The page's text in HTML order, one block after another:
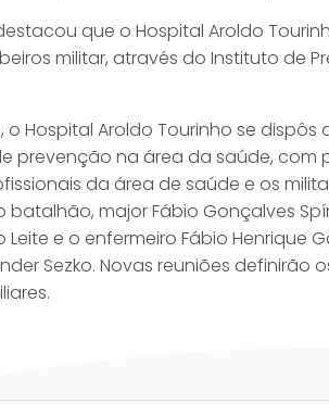
que o Hospital Aroldo
militar, através do Instituto de
o Hospital Aroldo Tourinho se
prevenção na área da saúde, com
da área de saúde e os
major Fábio Gonçalves
Leite e o enfermeiro Fábio Henrique
Sezko. Novas reuniões